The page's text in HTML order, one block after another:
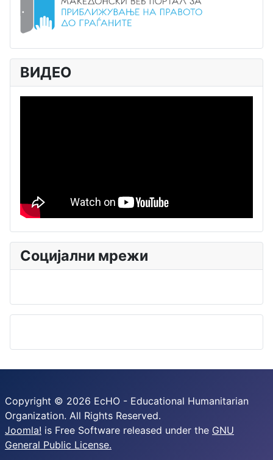
ВИДЕО
Социјални мрежи
Copyright © 2026 EcHO - Educational Humanitarian
Organization. All Rights Reserved.
Joomla! is Free Software released under the GNU
General Public License.